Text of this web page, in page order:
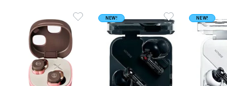
NEW! NEW!